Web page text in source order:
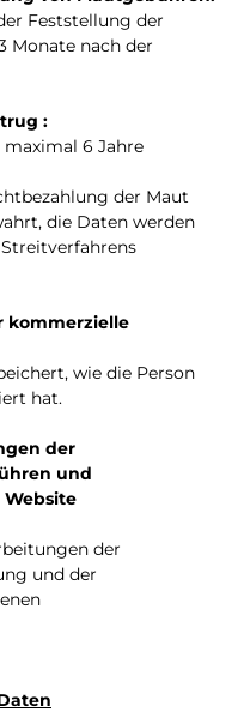
Feststellung der
Monate nach der
:
6 Jahre
der Maut
die Daten werden
kommerzielle
wie die Person
hat.
der
und
der
und der